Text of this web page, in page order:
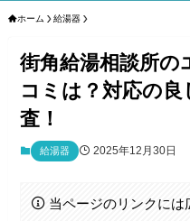
ホーム 給湯器
街角給湯相談所の
コミは？対応の
査！
給湯器 2025年12月30日
当ページのリンクには